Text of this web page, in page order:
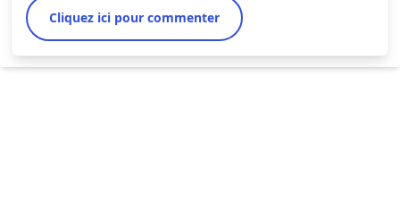
Cliquez ici pour commenter